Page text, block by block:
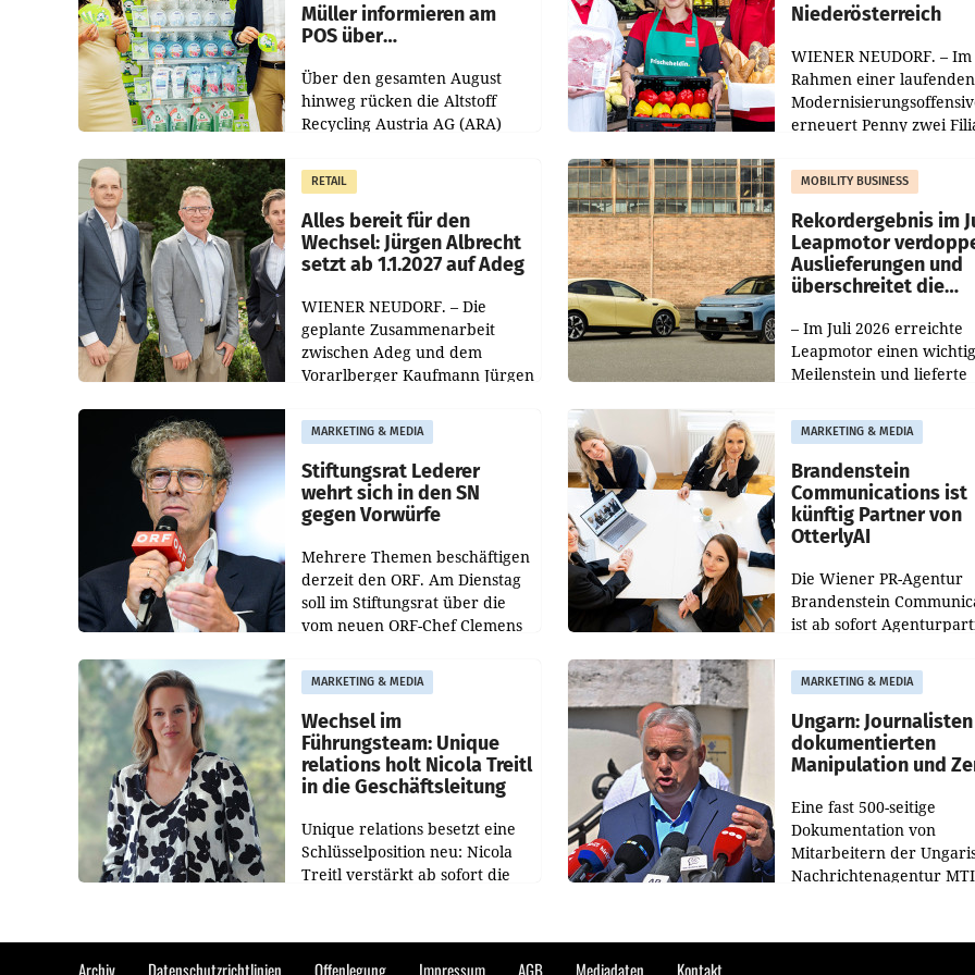
Müller informieren am
POS über
Über den gesamten August
hinweg rücken die Altstoff
Recycling Austria AG (ARA)
Müller die Initiative „Kreislauf-
Helden“ in allen
österreichischen Müller-Filialen
Niederösterreich
WIENER NEUDORF. – Im
Rahmen einer laufenden
erneuert Penny zwei
Die beiden Standorte
Haag sowie im rund
RETAIL
Alles bereit für den
Wechsel: Jürgen Albrecht
setzt ab 1.1.2027 auf Adeg
WIENER NEUDORF. – Die
geplante Zusammenarbeit
zwischen Adeg und dem
Vorarlberger Kaufmann Jürgen
freigegeben: Die
Bundeswettbewerbsbehörde
und der Bundeskartellanwalt
MOBILITY BUSINESS
Rekordergebnis im
Leapmotor
Auslieferungen und
überschreitet die
– Im Juli 2026 erreichte
Leapmotor einen
Meilenstein und lieferte
aus, womit sich das
gegenüber Juli 2025
verdoppelte (+102
MARKETING & MEDIA
Stiftungsrat Lederer
wehrt sich in den SN
gegen Vorwürfe
Mehrere Themen beschäftigen
derzeit den ORF. Am Dienstag
soll im Stiftungsrat über die
vom neuen ORF-Chef Clemens
Besetzungen für die
Direktionen abgestimmt
werden.
MARKETING & MEDIA
Brandenstein
Communications ist
künftig Partner von
OtterlyAI
Die Wiener PR-Agentur
Brandenstein
ist ab sofort
Optimierungsplattform
OtterlyAI. Damit baut die
Agentur ihr
MARKETING & MEDIA
Wechsel im
Führungsteam: Unique
relations holt Nicola Treitl
in die Geschäftsleitung
Unique relations besetzt eine
Schlüsselposition neu: Nicola
Treitl verstärkt ab sofort die
Josef Kalina und Anna Kalina-
Mahr.
MARKETING & MEDIA
Ungarn: Journalisten
dokumentierten
Manipulation und
Eine fast 500-seitige
Dokumentation von
Mitarbeitern der
Nachrichtenagentur
der Agentur während
Archiv Datenschutzrichtlinien Offenlegung Impressum AGB Mediadaten Kontakt